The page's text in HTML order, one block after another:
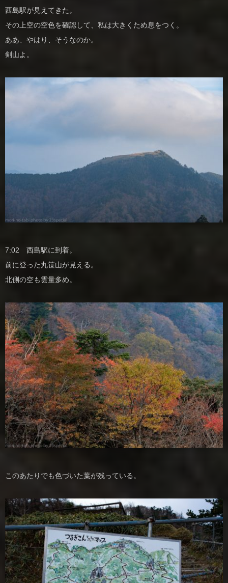
西島駅が見えてきた。
その上空の空色を確認して、私は大きくため息をつく。
ああ、やはり、そうなのか。
剣山よ。
7:02 西島駅に到着。
前に登った丸笹山が見える。
北側の空も雲量多め。
このあたりでも色づいた葉が残っている。